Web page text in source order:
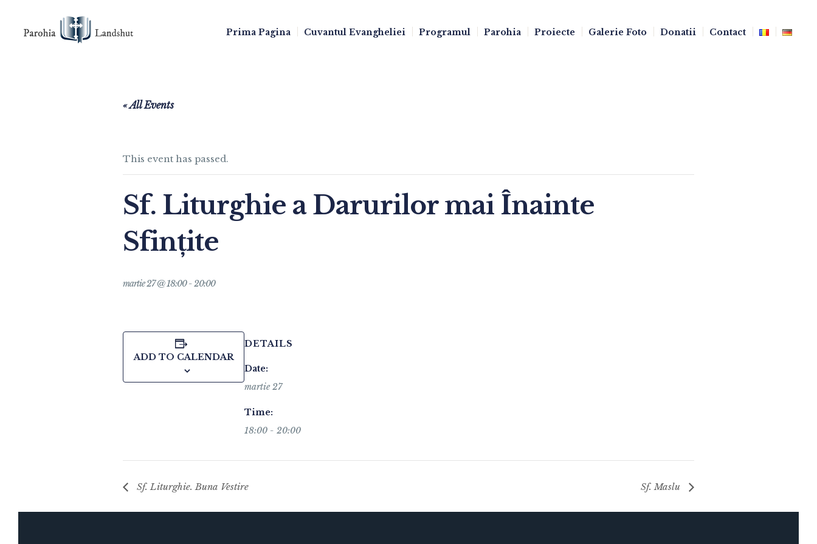
Prima Pagina Cuvantul Evangheliei Programul Parohia Proiecte Galerie Foto Donatii Contact
« All Events
This event has passed.
Sf. Liturghie a Darurilor mai Înainte
Sfințite
martie 27 @ 18:00-20:00
ADD TO CALENDAR
DETAILS
Date:
martie 27
Time:
18:00 - 20:00
Sf. Liturghie. Buna Vestire Sf. Maslu